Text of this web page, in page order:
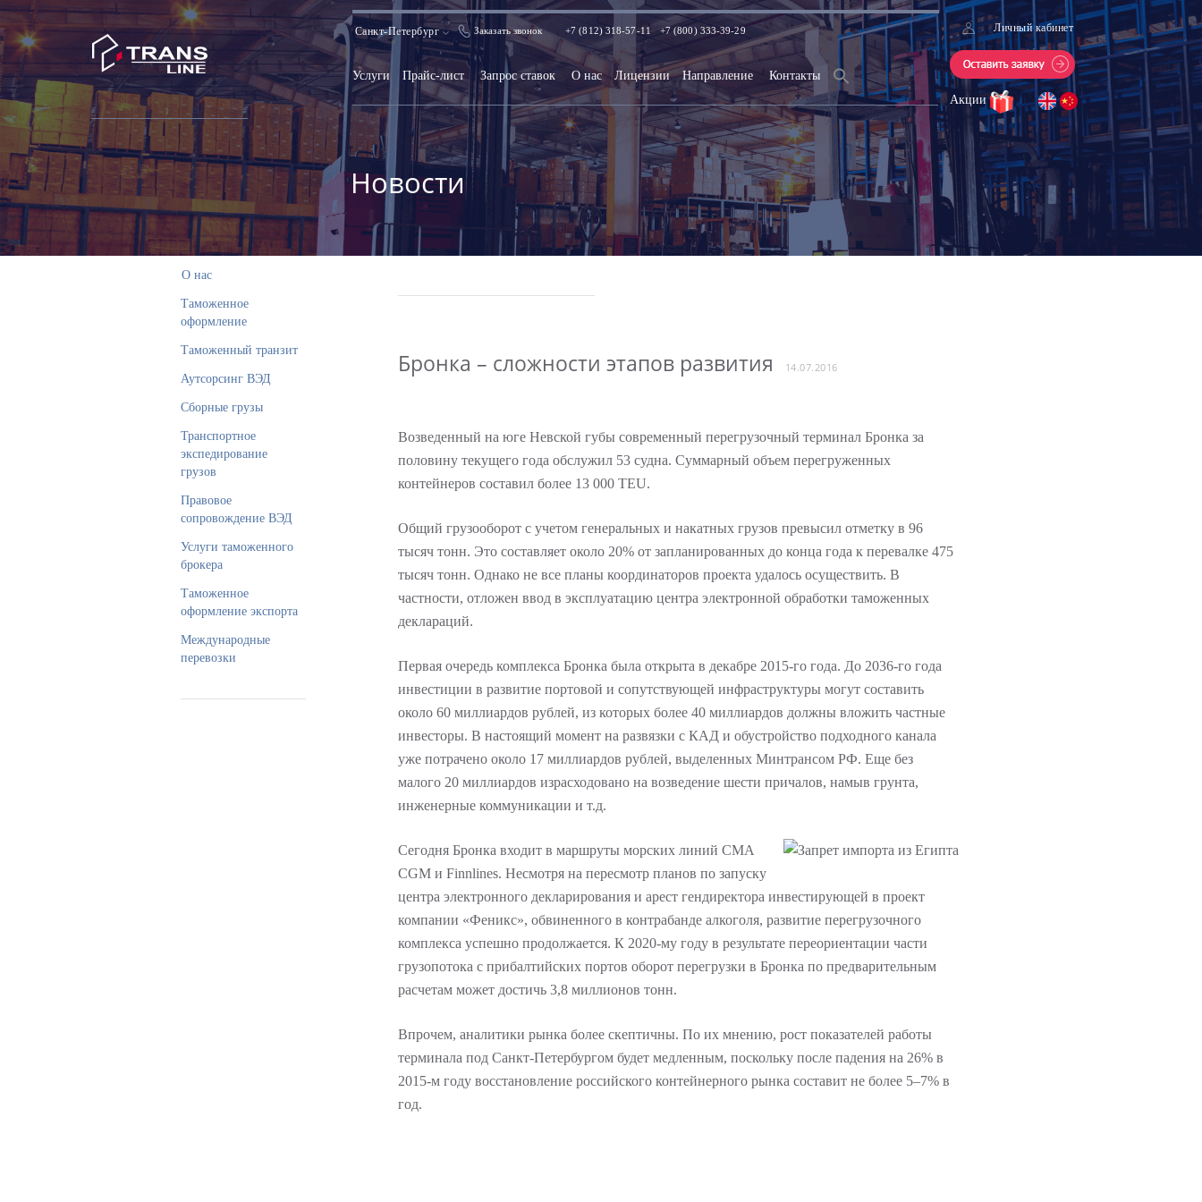
Санкт-Петербург Заказать звонок +7 (812) 318-57-11 +7 (800) 333-39-29
Услуги Прайс-лист Запрос ставок О нас Лицензии Направление Контакты
Личный кабинет
Акции
Новости
О нас
Таможенное
оформление
Таможенный транзит
Аутсорсинг ВЭД
Сборные грузы
Транспортное
экспедирование
грузов
Правовое
сопровождение ВЭД
Услуги таможенного
брокера
Таможенное
оформление экспорта
Международные
перевозки
Бронка – сложности этапов развития 14.07.2016
Возведенный на юге Невской губы современный перегрузочный терминал Бронка за
половину текущего года обслужил 53 судна. Суммарный объем перегруженных
контейнеров составил более 13 000 TEU.
Общий грузооборот с учетом генеральных и накатных грузов превысил отметку в 96
тысяч тонн. Это составляет около 20% от запланированных до конца года к перевалке 475
тысяч тонн. Однако не все планы координаторов проекта удалось осуществить. В
частности, отложен ввод в эксплуатацию центра электронной обработки таможенных
деклараций.
Первая очередь комплекса Бронка была открыта в декабре 2015-го года. До 2036-го года
инвестиции в развитие портовой и сопутствующей инфраструктуры могут составить
около 60 миллиардов рублей, из которых более 40 миллиардов должны вложить частные
инвесторы. В настоящий момент на развязки с КАД и обустройство подходного канала
уже потрачено около 17 миллиардов рублей, выделенных Минтрансом РФ. Еще без
малого 20 миллиардов израсходовано на возведение шести причалов, намыв грунта,
инженерные коммуникации и т.д.
Сегодня Бронка входит в маршруты морских линий CMA
CGM и Finnlines. Несмотря на пересмотр планов по запуску
центра электронного декларирования и арест гендиректора инвестирующей в проект
компании «Феникс», обвиненного в контрабанде алкоголя, развитие перегрузочного
комплекса успешно продолжается. К 2020-му году в результате переориентации части
грузопотока с прибалтийских портов оборот перегрузки в Бронка по предварительным
расчетам может достичь 3,8 миллионов тонн.
Впрочем, аналитики рынка более скептичны. По их мнению, рост показателей работы
терминала под Санкт-Петербургом будет медленным, поскольку после падения на 26% в
2015-м году восстановление российского контейнерного рынка составит не более 5–7% в
год.